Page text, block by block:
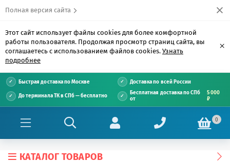
Полная версия сайта
Этот сайт использует файлы cookies для более комфортной
работы пользователя. Продолжая просмотр страниц сайта, вы
соглашаетесь с использованием файлов cookies. Узнать
подробнее
×
Быстрая доставка по Москве Доставка по всей России
До терминала ТК в СПб — бесплатно
Бесплатная доставка по СПб
от
5 000
₽
0
КАТАЛОГ ТОВАРОВ